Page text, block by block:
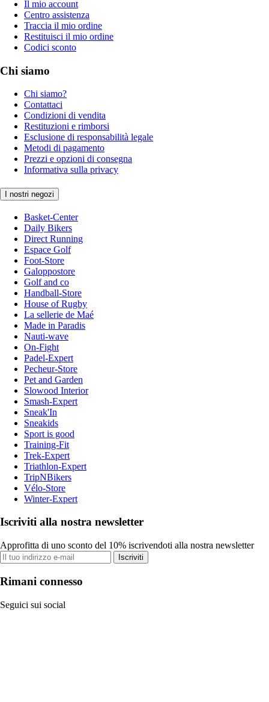
Il mio account
Centro assistenza
Traccia il mio ordine
Restituisci il mio ordine
Codici sconto
Chi siamo
Chi siamo?
Contattaci
Condizioni di vendita
Restituzioni e rimborsi
Esclusione di responsabilità legale
Metodi di pagamento
Prezzi e opzioni di consegna
Informativa sulla privacy
I nostri negozi
Basket-Center
Daily Bikers
Direct Running
Espace Golf
Foot-Store
Galoppostore
Golf and co
Handball-Store
House of Rugby
La sellerie de Maé
Made in Paradis
Nauti-wave
On-Fight
Padel-Expert
Pecheur-Store
Pet and Garden
Slowood Interior
Smash-Expert
Sneak'In
Sneakids
Sport is good
Training-Fit
Trek-Expert
Triathlon-Expert
TripNBikers
Vélo-Store
Winter-Expert
Iscriviti alla nostra newsletter
Approfitta di uno sconto del 10% iscrivendoti alla nostra newsletter
Iscriviti
Rimani connesso
Seguici sui social